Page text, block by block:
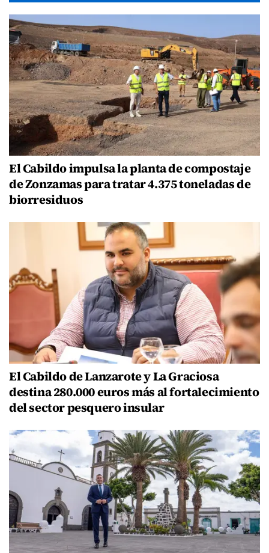
El Cabildo impulsa la planta de compostaje
de Zonzamas para tratar 4.375 toneladas de
biorresiduos
El Cabildo de Lanzarote y La Graciosa
destina 280.000 euros más al fortalecimiento
del sector pesquero insular